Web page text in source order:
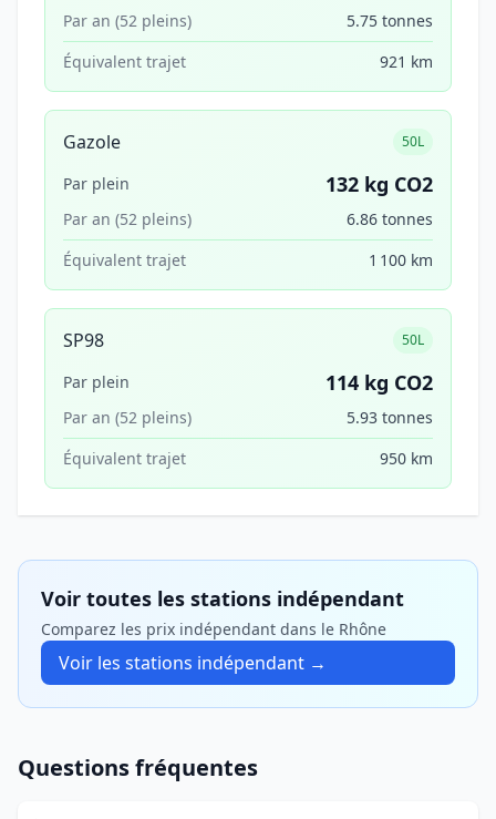
Par an (52 pleins)
5.75 tonnes
Équivalent trajet
921 km
Gazole 50L
Par plein 132 kg CO2
Par an (52 pleins)
6.86 tonnes
Équivalent trajet
1 100 km
SP98 50L
Par plein 114 kg CO2
Par an (52 pleins)
5.93 tonnes
Équivalent trajet
950 km
Voir toutes les stations indépendant
Comparez les prix indépendant dans le Rhône
Voir les stations indépendant →
Questions fréquentes